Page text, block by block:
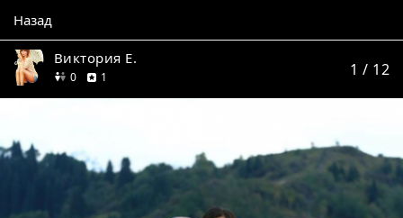
Назад
Виктория Е.
0друзей
1 1 / 12